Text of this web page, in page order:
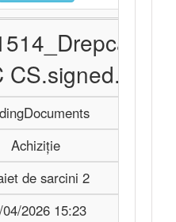
Achiziție
de sarcini 2
2026 15:23